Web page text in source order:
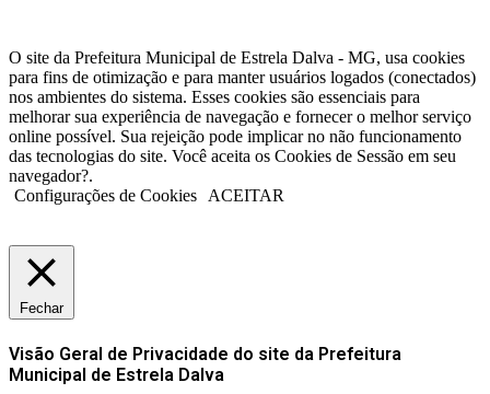
O site da Prefeitura Municipal de Estrela Dalva - MG, usa cookies
para fins de otimização e para manter usuários logados (conectados)
nos ambientes do sistema. Esses cookies são essenciais para
melhorar sua experiência de navegação e fornecer o melhor serviço
online possível. Sua rejeição pode implicar no não funcionamento
das tecnologias do site. Você aceita os Cookies de Sessão em seu
navegador?.
Configurações de Cookies
ACEITAR
Fechar
Visão Geral de Privacidade do site da Prefeitura
Municipal de Estrela Dalva